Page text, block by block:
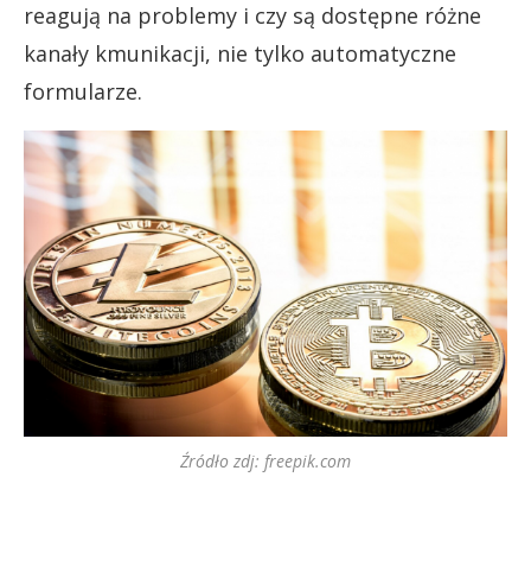
reagują na problemy i czy są dostępne różne
kanały kmunikacji, nie tylko automatyczne
formularze.
Źródło zdj: freepik.com